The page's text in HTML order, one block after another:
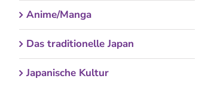
Anime/Manga
Das traditionelle Japan
Japanische Kultur